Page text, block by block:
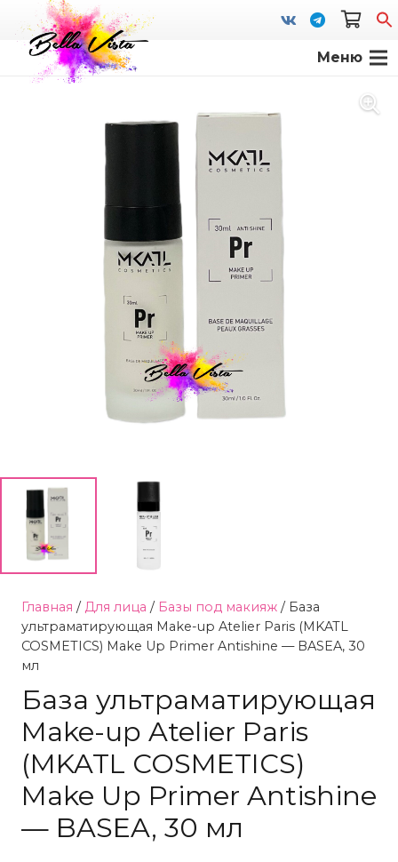
Меню
Главная / Для лица / Базы под макияж / База
ультраматирующая Make-up Atelier Paris (MKATL
COSMETICS) Make Up Primer Antishine — BASEA, 30
мл
База ультраматирующая
Make-up Atelier Paris
(MKATL COSMETICS)
Make Up Primer Antishine
— BASEA, 30 мл